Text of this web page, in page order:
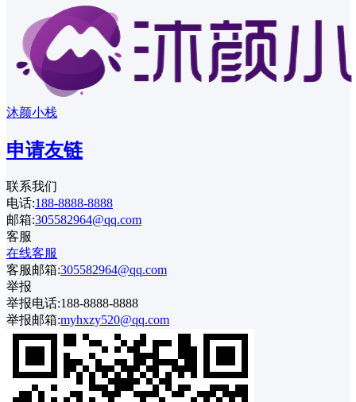
沐颜小栈
申请友链
联系我们
电话:188-8888-8888
邮箱:305582964@qq.com
客服
在线客服
客服邮箱:305582964@qq.com
举报
举报电话:188-8888-8888
举报邮箱:myhxzy520@qq.com